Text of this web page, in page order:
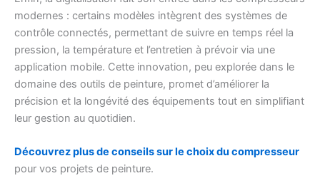
modernes : certains modèles intègrent des systèmes de
contrôle connectés, permettant de suivre en temps réel la
pression, la température et l’entretien à prévoir via une
application mobile. Cette innovation, peu explorée dans le
domaine des outils de peinture, promet d’améliorer la
précision et la longévité des équipements tout en simplifiant
leur gestion au quotidien.
Découvrez plus de conseils sur le choix du compresseur
pour vos projets de peinture.